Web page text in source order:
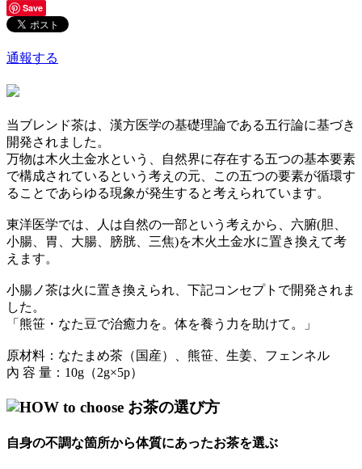
Save
通報する
当ブレンド茶は、漢方医学の基礎理論である五行論に基づき
開発されました。
万物は木火土金水という、自然界に存在する五つの基本要素
で構成されているという考えの元、この五つの要素が循環す
ることであらゆる現象が発生すると考えられています。
東洋医学では、人は自然の一部という考えから、六腑(胆、
小腸、胃、大腸、膀胱、三焦)を木火土金水に置き換えて考
えます。
小腸ノ茶は火に置き換えられ、下記コンセプトで開発されま
した。
「熊笹・なた豆で治癒力を。体を養う力を助けて。」
原材料：なたまめ茶（国産）、熊笹、生姜、フェンネル
內 容 量：10g（2g×5p）
お茶の選び方
自身の不調な箇所から体質にあったお茶を選ぶ